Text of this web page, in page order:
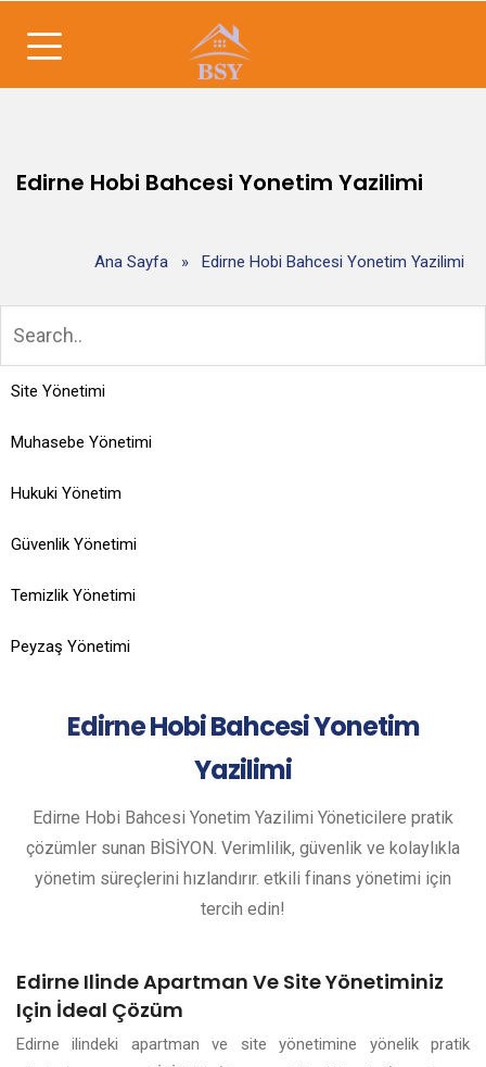
Edirne Hobi Bahcesi Yonetim Yazilimi
Ana Sayfa » Edirne Hobi Bahcesi Yonetim Yazilimi
Site Yönetimi
Muhasebe Yönetimi
Hukuki Yönetim
Güvenlik Yönetimi
Temizlik Yönetimi
Peyzaş Yönetimi
EdirneHobi Bahcesi Yonetim
Yazilimi
Edirne Hobi Bahcesi Yonetim Yazilimi Yöneticilere pratik
çözümler sunan BİSİYON. Verimlilik, güvenlik ve kolaylıkla
yönetim süreçlerini hızlandırır. etkili finans yönetimi için
tercih edin!
Edirne Ilinde Apartman Ve Site Yönetiminiz
Için İdeal Çözüm
Edirne ilindeki apartman ve site yönetimine yönelik pratik